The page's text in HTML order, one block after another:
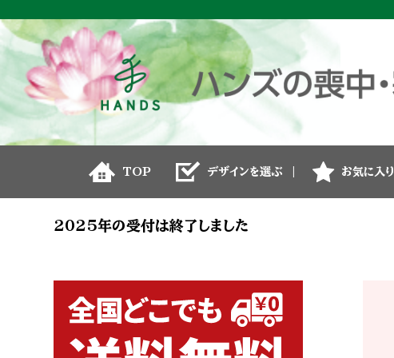
TOP デザインを選ぶ お気に入り
2025年の受付は終了しました